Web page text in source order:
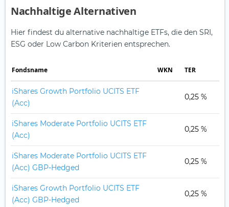
Nachhaltige Alternativen
Hier findest du alternative nachhaltige ETFs, die den SRI,
ESG oder Low Carbon Kriterien entsprechen.
Fonds­name WKN TER
iShares Growth Portfolio UCITS ETF
(Acc)
0,25 %
iShares Moderate Portfolio UCITS ETF
(Acc)
0,25 %
iShares Moderate Portfolio UCITS ETF
(Acc) GBP-Hedged
0,25 %
iShares Growth Portfolio UCITS ETF
(Acc) GBP-Hedged
0,25 %